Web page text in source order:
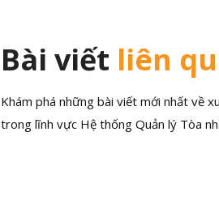
Bài viết liên
Khám phá những bài viết mới nhất về
trong lĩnh vực Hệ thống Quản lý Tòa